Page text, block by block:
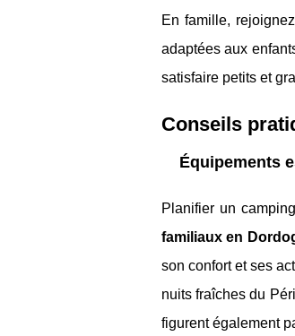
En famille,
adaptées aux
satisfaire petits et
Conseils
Équipements
Planifier un
familiaux en
son confort et ses
nuits fraîches du
figurent également